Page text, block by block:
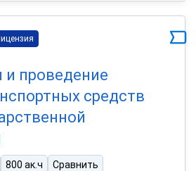
и проведение
средств
800 ак.ч Сравнить